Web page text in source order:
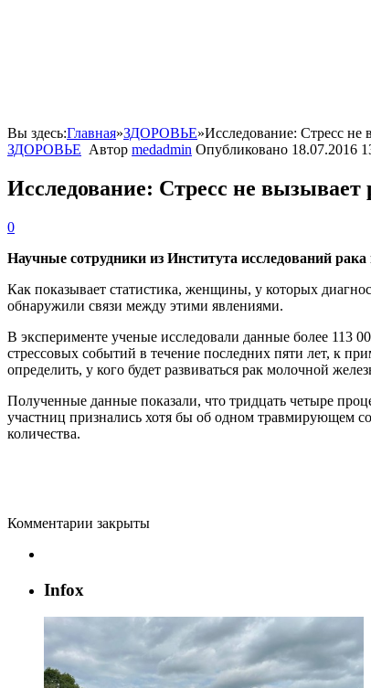
Вы здесь:Главная»ЗДОРОВЬЕ»Исследование: Стресс не
ЗДОРОВЬЕ Автор medadmin Опубликовано 18.07.2016
Исследование: Стресс не
0
Научные сотрудники из Института исследований
Как показывает статистика, женщины, у которых
обнаружили связи между этими явлениями.
В эксперименте ученые исследовали данные более 113
стрессовых событий в течение последних пяти лет, к
определить, у кого будет развиваться рак молочной
Полученные данные показали, что тридцать четыре
участниц признались хотя бы об одном травмирующем
количества.
Комментарии закрыты
Infox